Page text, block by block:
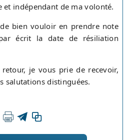
indépendant de ma volonté.
bien vouloir en prendre note
écrit la date de résiliation
je vous prie de recevoir,
salutations distinguées.